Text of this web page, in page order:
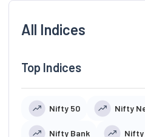
All Indices
Top Indices
Nifty 50 Nifty
Nifty Bank Nifty